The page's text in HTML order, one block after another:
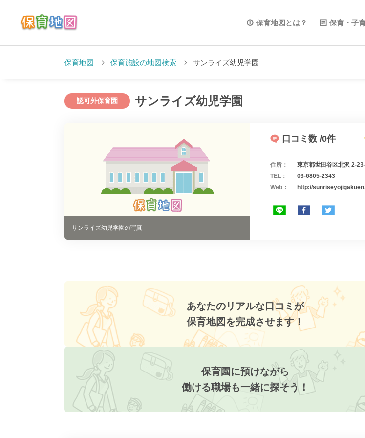
保育地図とは？ 保育・子
保育地図 保育施設の地図検索 サンライズ幼児学園
認可外保育園 サンライズ幼児学園
サンライズ幼児学園の写真
口コミ数 /0件
住所：
東京都世田谷区北沢 2-
TEL：
03-6805-2343
Web：
http://
あなたのリアルな口コミが
保育地図を完成させます！
保育園に預けながら
働ける職場も一緒に探そう！